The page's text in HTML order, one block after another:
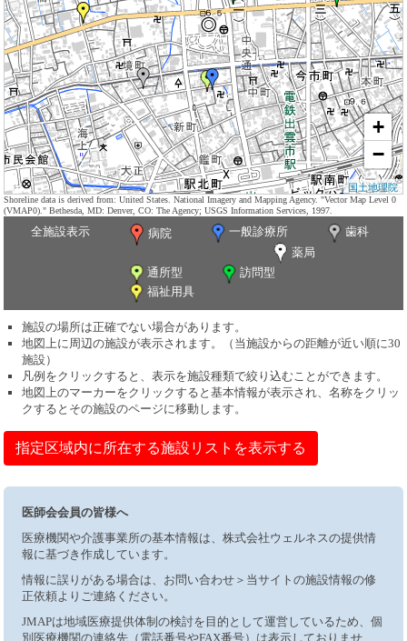
+
−
国土地理院
Shoreline data is derived from: United States. National Imagery and Mapping Agency. "Vector Map Level 0
(VMAP0)." Bethesda, MD: Denver, CO: The Agency; USGS Information Services, 1997.
全施設表示 病院 一般診療所
歯科
薬局
通所型
訪問型
福祉用具
施設の場所は正確でない場合があります。
地図上に周辺の施設が表示されます。（当施設からの距離が近い順に30
施設）
凡例をクリックすると、表示を施設種類で絞り込むことができます。
地図上のマーカーをクリックすると基本情報が表示され、名称をクリッ
クするとその施設のページに移動します。
指定区域内に所在する施設リストを表示する
医師会会員の皆様へ
医療機関や介護事業所の基本情報は、株式会社ウェルネスの提供情
報に基づき作成しています。
情報に誤りがある場合は、お問い合わせ＞当サイトの施設情報の修
正依頼よりご連絡ください。
JMAPは地域医療提供体制の検討を目的として運営しているため、個
別医療機関の連絡先（電話番号やFAX番号）は表示しておりませ